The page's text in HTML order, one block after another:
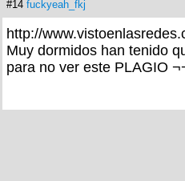
#14 fuckyeah_fkj
http://
Muy dormidos han tenido
para no ver este PLAGIO